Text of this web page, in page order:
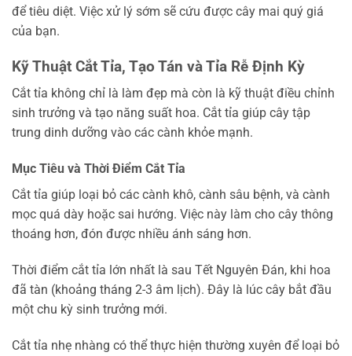
để tiêu diệt. Việc xử lý sớm sẽ cứu được cây mai quý giá
của bạn.
Kỹ Thuật Cắt Tỉa, Tạo Tán và Tỉa Rễ Định Kỳ
Cắt tỉa không chỉ là làm đẹp mà còn là kỹ thuật điều chỉnh
sinh trưởng và tạo năng suất hoa. Cắt tỉa giúp cây tập
trung dinh dưỡng vào các cành khỏe mạnh.
Mục Tiêu và Thời Điểm Cắt Tỉa
Cắt tỉa giúp loại bỏ các cành khô, cành sâu bệnh, và cành
mọc quá dày hoặc sai hướng. Việc này làm cho cây thông
thoáng hơn, đón được nhiều ánh sáng hơn.
Thời điểm cắt tỉa lớn nhất là sau Tết Nguyên Đán, khi hoa
đã tàn (khoảng tháng 2-3 âm lịch). Đây là lúc cây bắt đầu
một chu kỳ sinh trưởng mới.
Cắt tỉa nhẹ nhàng có thể thực hiện thường xuyên để loại bỏ